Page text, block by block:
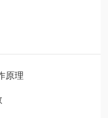
原理